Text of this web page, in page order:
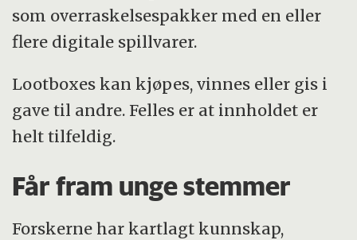
som overraskelsespakker med en eller
flere digitale spillvarer.
Lootboxes kan kjøpes, vinnes eller gis i
gave til andre. Felles er at innholdet er
helt tilfeldig.
Får fram unge stemmer
Forskerne har kartlagt kunnskap,